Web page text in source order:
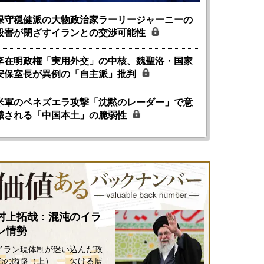
守穏健派の大物政治家ラーリージャーニーの
害が閉ざすイランとの交渉可能性
在明政権「実用外交」の中核、魏聖洛・国家
保室長が異例の「自主派」批判
軍のベネズエラ攻撃「沈黙のレーダー」で意
される「中国本土」の脆弱性
上拓哉：混沌のイラ
情勢
ラン現体制が迷い込んだ政
の隘路（上）――欠ける展